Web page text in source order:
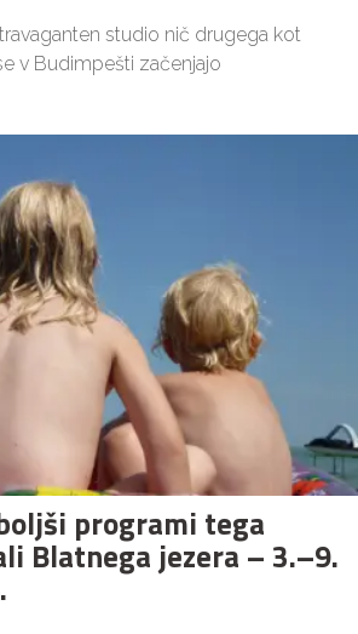
studio nič drugega kot
v Budimpešti začenjajo
programi tega
Blatnega jezera – 3.–9.